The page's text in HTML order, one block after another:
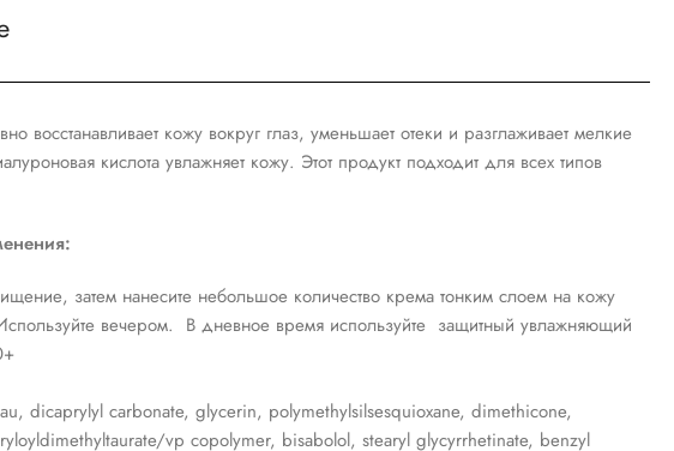
восстанавливает кожу вокруг глаз, уменьшает отеки и разглаживает мелкие
кислота увлажняет кожу. Этот продукт подходит для всех типов
затем нанесите небольшое количество крема тонким слоем на кожу
вечером. В дневное время используйте защитный увлажняющий
dicaprylyl carbonate, glycerin, polymethylsilsesquioxane, dimethicone,
vp copolymer, bisabolol, stearyl glycyrrhetinate, benzyl